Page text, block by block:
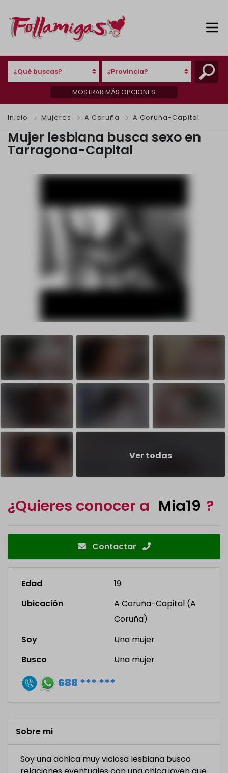
¿Qué buscas? ¿Provincia?
MOSTRAR MÁS OPCIONES
Inicio Mujeres A Coruña A Coruña-Capital
Mujer lesbiana busca sexo en
Tarragona-Capital
Ver todas
¿Quieres conocer a Mia19 ?
Contactar
Edad
19
Ubicación
A Coruña-Capital (A
Coruña)
Soy
Una mujer
Busco
Una mujer
688 *** ***
Sobre mi
Soy una achica muy viciosa lesbiana busco